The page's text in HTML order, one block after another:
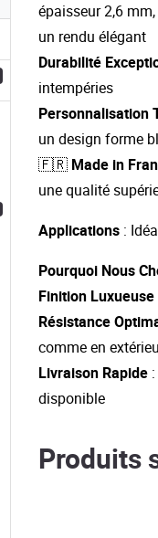
épaisseur 2,6
un rendu élégant
Durabilité
intempéries
Personnalisation
un design forme
🇫🇷 Made in
une qualité
Applications :
Pourquoi Nous
Finition Luxueuse
Résistance
comme en
Livraison Rapide
disponible
Produits